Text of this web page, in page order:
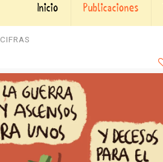
Inicio Publicaciones
CIFRAS